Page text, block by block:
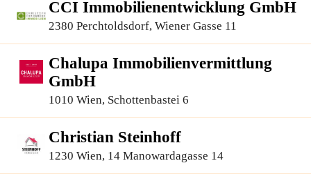
CCI Immobilienentwicklung GmbH
2380 Perchtoldsdorf, Wiener Gasse 11
Chalupa Immobilienvermittlung
GmbH
1010 Wien, Schottenbastei 6
Christian Steinhoff
1230 Wien, 14 Manowardagasse 14